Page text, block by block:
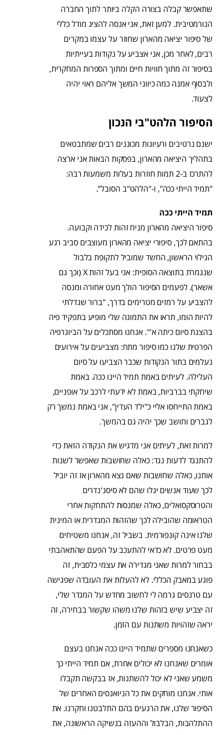
שתאפשר קבלה בצורה הקלה ביותר לתוך החברה
הנורמטיבית. למען זאת, אני אנסה להציג מודל כללי
של סיפור יציאה מהארון שחוזר על עצמו במקרים
רבים, לאחר מכן, אני אצביע על נקודות בעייתיות
בסיפור זה מתוך חוויות חיים ומתוך הספרות המחקרית,
ולבסוף אמנה כמה כיווני המשך אליהם ראוי יהיה
לצעוד.
הסיפור הלהט"בי הנכון
ישנם נרטיבים ורעיונות מכוננים רבים שמתבטאים
בתהליך היציאה מהארון, בפסקות הבאות אני ארצה
להתרכז ב-2 תמות חוזרות בעלות משמעות רבה:
"תמיד הייתי ככה", ו-"הלהט"ב הסובל".
תמיד הייתי ככה
סיפור היציאה מהארון מניח זהות לכידה וקבועה.
בהתאם לכך, סיפורי יציאה מהארון מעוצבים סביב רגע
הגילוי הראשון, החשד שמוביל לתקופת בלבול
שנגמרת בתוצאה הסופית: אני בעל זהות X (וכך גם
אשאר). לפעמים הסיפור הולך מעט אחורה ומנסה
להצביע על רמזים מטרימים בדרך, "ברור שגדלתי
להיות הומו, תראו את התמונה שלי מופיע בתפקיד פיה
בהצגת סיום כיתה א'". אנחנו מסתכלים על הביוגרפיה
הפרטית שלנו כמו סיפור מתח: מצביעים על אירועים
נעלמים בתור הנקודות שכבר הצביעו על סיום
העלילה. לעיתים באמת תמיד היינו ככה. באמת
שיחקתי בברביות, באמת לא ידעתי לרכב על אופניים,
באמת התייחסו אליי כ"ילד העדין", אני באמת נמשך רק
לגברים וחושב שכך יהיה גם בהמשך.
למרות זאת, לעיתים אני מדגיש את הנקודה הזאת כדי
להתנגד לדעות נגד: כאלה שחושבות שאפשר לשנות
אותנו, כאלה שחושבות שאם נצא מהארון אז זה יוביל
לכך שעוד אנשים יגלו שהם לא סיסג'נדרים
והטרוסקסואלים, כאלה שמנסות להתחקות אחרי
הטראומה שהובילה לכך שהזהות המגדרית או המינית
שלנו אינה קונפורמית. בשביל זה, אנחנו משטיחים
מעט פרטים. לא כדאי להתעכב על הפעם שהתאהבתי
בבחור למרות שאני מגדירה את עצמי כלסבית, זה
פוגע במאבק הכללי. לא להעלות את העובדה שפגישה
עם טרנסים גרמה לי לחשוב מחדש על המגדר שלי,
זה יצביע שיש בזהות שלנו משהו שקשור בבחירה, זה
יראה שזהויות משתנות עם הזמן.
כשאנחנו מספרים שתמיד היינו ככה אנחנו בעצם
אומרים שאנחנו לא יכולים אחרת, אם תמיד הייתי כך
משמע שאני לא יכול להשתנות, אז בבקשה תקבלו
אותי. אנחנו מוחקים את כל הניואנסים האחרים של
הסיפור שלנו, את הרגעים בהם התלבטנו וחקרנו. את
ההתלהבות, הבלבול וההעזה בנשיקה הראשונה, את